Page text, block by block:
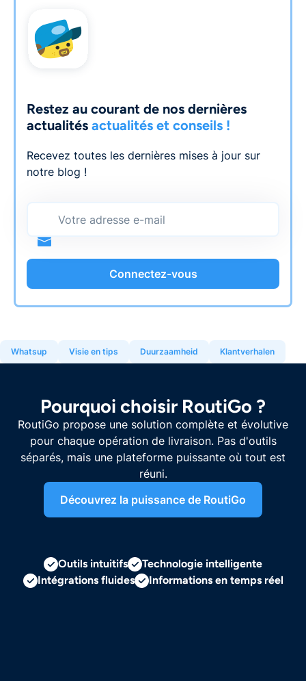
Restez au courant de nos dernières
actualités actualités et conseils !
Recevez toutes les dernières mises à jour sur
notre blog !
Whatsup Visie en tips Duurzaamheid Klantverhalen
Pourquoi choisir RoutiGo ?
RoutiGo propose une solution complète et évolutive
pour chaque opération de livraison. Pas d'outils
séparés, mais une plateforme puissante où tout est
réuni.
Découvrez la puissance de RoutiGo
Outils intuitifs
Technologie intelligente
Intégrations fluides
Informations en temps réel